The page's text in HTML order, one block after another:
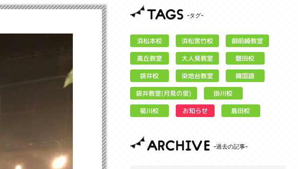
TAGS
浜松本校 浜松宮竹校 御前崎教室
高丘教室 大人見教室
磐田校
袋井校
染地台教室 韓国語
袋井教室(月見の里)
掛川校
菊川校
お知らせ 島田校
ARCHIVE